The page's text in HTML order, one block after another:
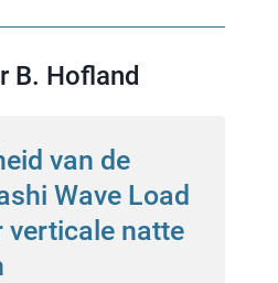
B. Hofland
van de
Wave Load
verticale natte